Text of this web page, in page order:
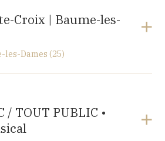
Croix | Baume-les-
les-Dames (25)
Sainte-Croix,
Kennedy, 25110 BAUME-LES-
/ TOUT PUBLIC •